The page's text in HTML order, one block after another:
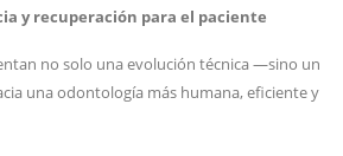
y recuperación para el paciente
no solo una evolución técnica —sino un
una odontología más humana, eficiente y